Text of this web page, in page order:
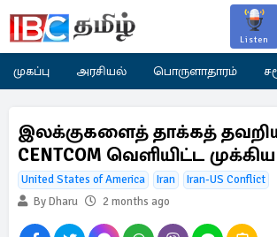
Listen
முகப்பு அரசியல் பொருளாதாரம்
இலக்குகளைத் தாக்கத்
CENTCOM வெளியிட்ட
United States of America Iran
Iran-US Conflict
By Dharu
2 months ago